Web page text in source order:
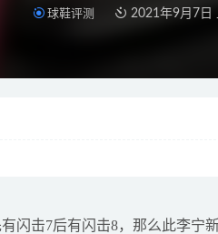
球鞋评测 2021年9月7日
闪击7后有闪击8，那么此李宁
眼要适量 易发胖 一天10个左右最